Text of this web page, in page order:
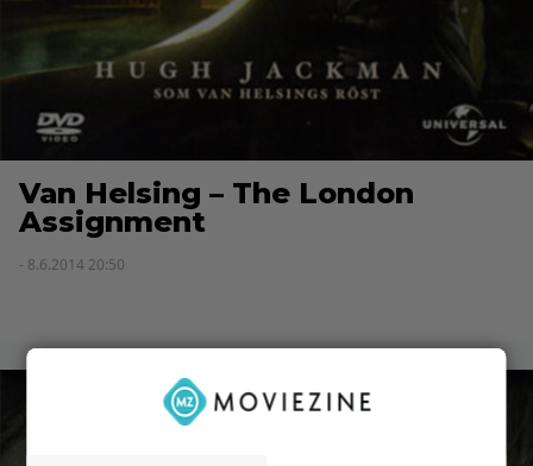
Van Helsing – The London
Assignment
- 8.6.2014 20:50